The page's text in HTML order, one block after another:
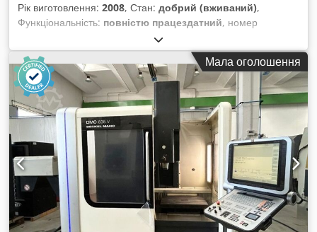
Рік виготовлення: 2008, Стан: добрий (вживаний),
Функціональність: повністю працездатний, номер
машини/транспортного засобу:
ДАНІ Вісь X: 635 мм Вісь Y: 510 мм Вісь Z: 460 мм Система
керування: Heidenhain iTNC 530 Кількість інструментів: 30
Тримач інструменту: SK 40 ДАНІ ПРО ВЕРСТАТ за запитом
Codpfx Aeng Amvjmgerf ОСНАЩЕННЯ Прямі вимірювальні
системи по осях X, Y, Z Вимірювальний щуп Heidenhain
TS640 Транспортер стружки Режим роботи 4
Мала оголошення